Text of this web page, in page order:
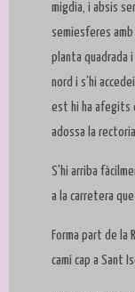
migdia, i absis
semiesferes amb
planta quadrada
nord i s’hi
est hi ha afegits
adossa la
S'hi arriba
a la carretera
Forma part de la
camí cap a Sant